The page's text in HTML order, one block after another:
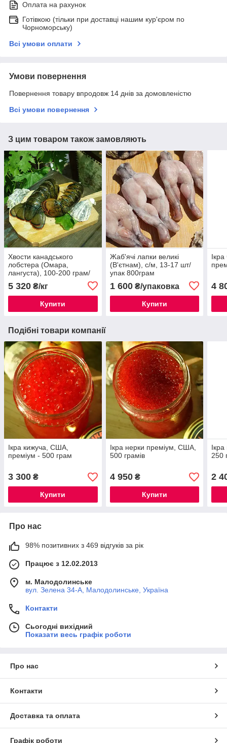
Оплата на рахунок
Готівкою (тільки при доставці нашим кур'єром по
Чорноморську)
Всі умови оплати
Умови повернення
Повернення товару впродовж 14 днів за домовленістю
Всі умови повернення
З цим товаром також замовляють
Хвости канадського
лобстера (Омара,
лангуста), 100-200 грам/
5 320 ₴/кг
Купити
Жаб'ячі лапки великі
(В'єтнам), с/м, 13-17 шт/
упак 800грам
1 600₴/упаковка
Купити
4
Подібні товари компанії
Ікра кижуча, США,
преміум - 500 грам
3 300 ₴
Купити
Ікра нерки преміум, США,
500 грамів
4 950₴
Купити
250
2
Про нас
98% позитивних з 469 відгуків за рік
Працює з 12.02.2013
м. Малодолинське
вул. Зелена 34-А, Малодолинське, Україна
Контакти
Сьогодні вихідний
Показати весь графік роботи
Про нас
Контакти
Доставка та оплата
Графік роботи